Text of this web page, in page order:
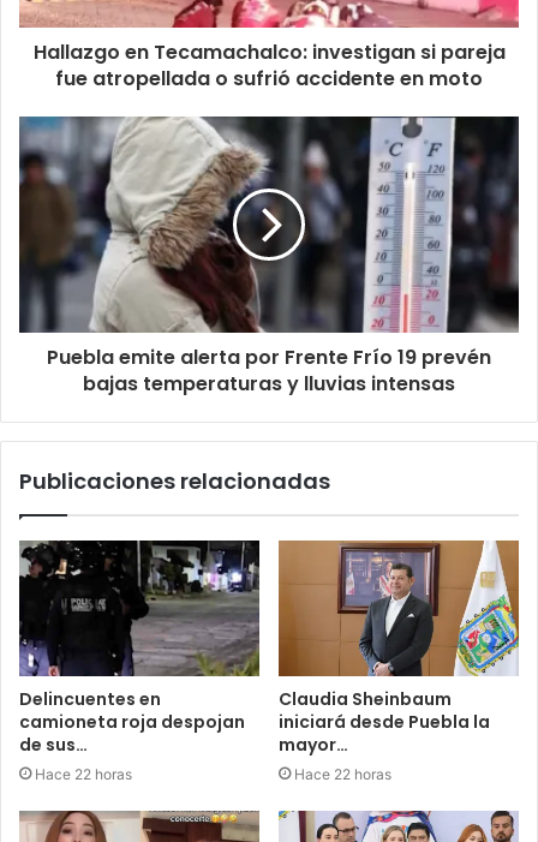
Hallazgo en Tecamachalco: investigan si pareja
fue atropellada o sufrió accidente en moto
Puebla emite alerta por Frente Frío 19 prevén
bajas temperaturas y lluvias intensas
Publicaciones relacionadas
Delincuentes en
camioneta roja despojan
de sus…
Hace 22 horas
Claudia Sheinbaum
iniciará desde Puebla la
mayor…
Hace 22 horas